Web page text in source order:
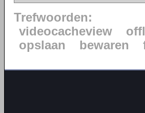
Trefwoorden:
videocacheview
opslaan
bewaren